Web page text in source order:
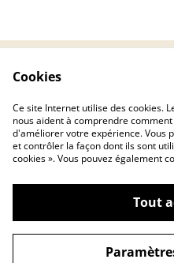
Politique de
confidentialité
©2026FLÂME, l'union
Cookies
Ce site Internet utilise des cookies.
nous aident à comprendre
d'améliorer votre expérience. Vous
et contrôler la façon dont ils sont
cookies ». Vous pouvez également
Tout